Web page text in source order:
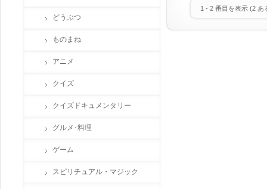
1 - 2 番目を表示 (2 あ
どうぶつ
ものまね
アニメ
クイズ
クイズドキュメンタリー
グルメ･料理
ゲーム
スピリチュアル・マジック